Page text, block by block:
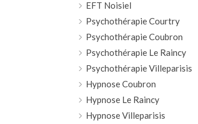
EFT Noisiel
Psychothérapie Courtry
Psychothérapie Coubron
Psychothérapie Le Raincy
Psychothérapie Villeparisis
Hypnose Coubron
Hypnose Le Raincy
Hypnose Villeparisis